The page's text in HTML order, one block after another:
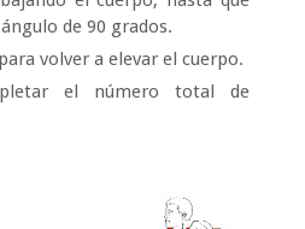
de 90 grados.
volver a elevar el cuerpo.
el número total de